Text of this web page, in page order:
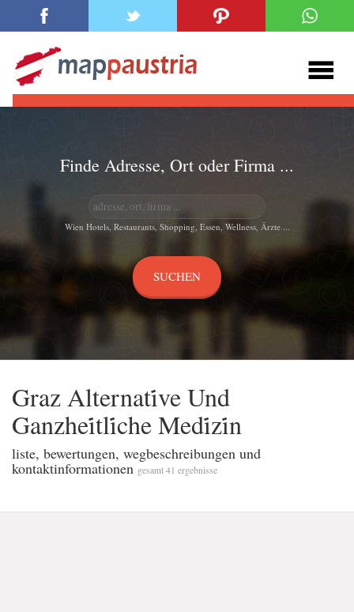
Finde Adresse, Ort oder Firma ...
Wien Hotels, Restaurants, Shopping, Essen, Wellness, Ärzte ...
Graz Alternati̇ve Und
Ganzhei̇tli̇che Medi̇zi̇n
liste, bewertungen, wegbeschreibungen und
kontaktinformationen gesamt 41 ergebnisse